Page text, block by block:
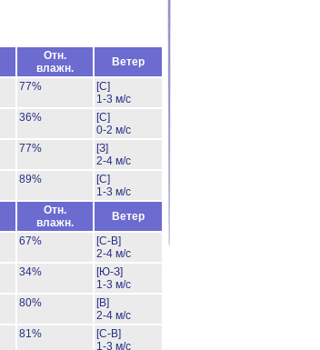
Отн.
влажн.
Ветер
77%
[С]
1-3 м/с
36%
[С]
0-2 м/с
77%
[З]
2-4 м/с
89%
[С]
1-3 м/с
Отн.
влажн.
Ветер
67%
[С-В]
2-4 м/с
34%
[Ю-З]
1-3 м/с
80%
[В]
2-4 м/с
81%
[С-В]
1-3 м/с